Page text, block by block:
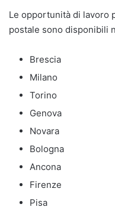
Le opportunità di lavoro
postale sono disponibili
Brescia
Milano
Torino
Genova
Novara
Bologna
Ancona
Firenze
Pisa